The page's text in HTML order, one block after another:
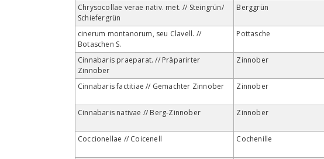
Chrysocollae verae nativ. met. // Steingrün/
Schiefergrün
Berggrün
cinerum montanorum, seu Clavell. //
Botaschen S.
Pottasche
Cinnabaris praeparat. // Präparirter
Zinnober
Zinnober
Cinnabaris factitiae // Gemachter Zinnober Zinnober
Cinnabaris nativae // Berg-Zinnober Zinnober
Coccionellae // Coicenell
Cochenille